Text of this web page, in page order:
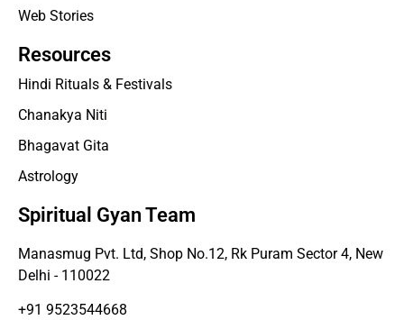
Web Stories
Resources
Hindi Rituals & Festivals
Chanakya Niti
Bhagavat Gita
Astrology
Spiritual Gyan Team
Manasmug Pvt. Ltd, Shop No.12, Rk Puram Sector 4, New
Delhi - 110022
+91 9523544668